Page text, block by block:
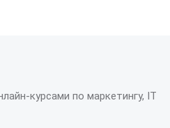
курсами по маркетингу, IT